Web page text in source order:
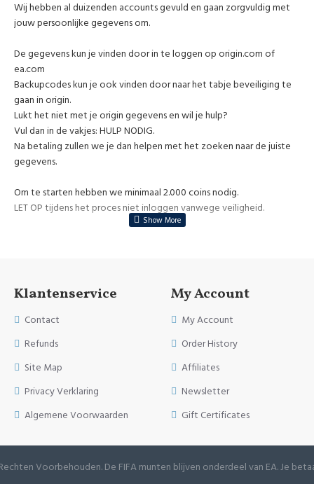
Wij hebben al duizenden accounts gevuld en gaan zorgvuldig met
jouw persoonlijke gegevens om.
De gegevens kun je vinden door in te loggen op origin.com of
ea.com
Backupcodes kun je ook vinden door naar het tabje beveiliging te
gaan in origin.
Lukt het niet met je origin gegevens en wil je hulp?
Vul dan in de vakjes: HULP NODIG.
Na betaling zullen we je dan helpen met het zoeken naar de juiste
gegevens.
Om te starten hebben we minimaal 2.000 coins nodig.
LET OP tijdens het proces niet inloggen vanwege veiligheid.
Klantenservice
Contact
Refunds
Site Map
Privacy Verklaring
Algemene Voorwaarden
My Account
My Account
Order History
Affiliates
Newsletter
Gift Certificates
Voorbehouden. De FIFA munten blijven onderdeel van EA. Je